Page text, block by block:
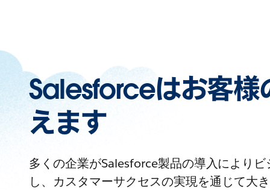
Salesforceはお客様
えます
多くの企業がSalesforce製品の導入により
し、カスタマーサクセスの実現を通じて大